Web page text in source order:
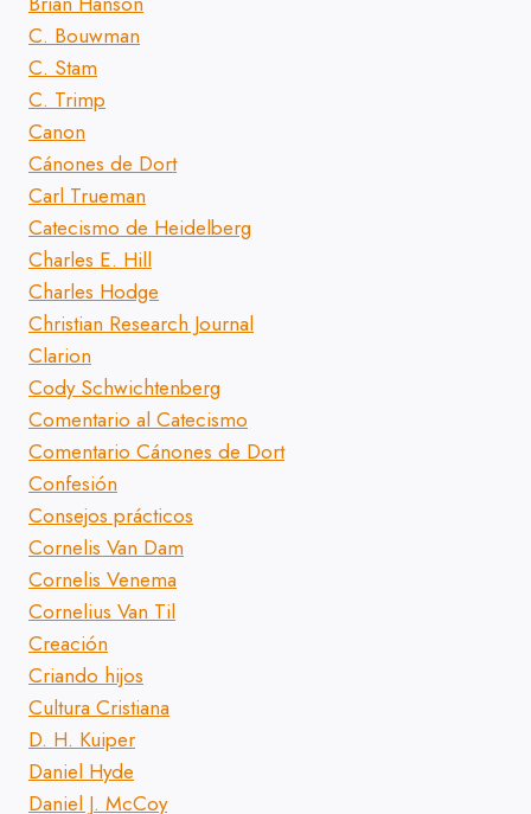
C. Bouwman
C. Stam
C. Trimp
Canon
Cánones de Dort
Carl Trueman
Catecismo de Heidelberg
Charles E. Hill
Charles Hodge
Christian Research Journal
Clarion
Cody Schwichtenberg
Comentario al Catecismo
Comentario Cánones de Dort
Confesión
Consejos prácticos
Cornelis Van Dam
Cornelis Venema
Cornelius Van Til
Creación
Criando hijos
Cultura Cristiana
D. H. Kuiper
Daniel Hyde
Daniel J. McCoy